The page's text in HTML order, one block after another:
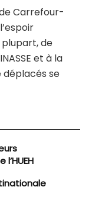
Carrefour-
plupart, de
et à la
déplacés se